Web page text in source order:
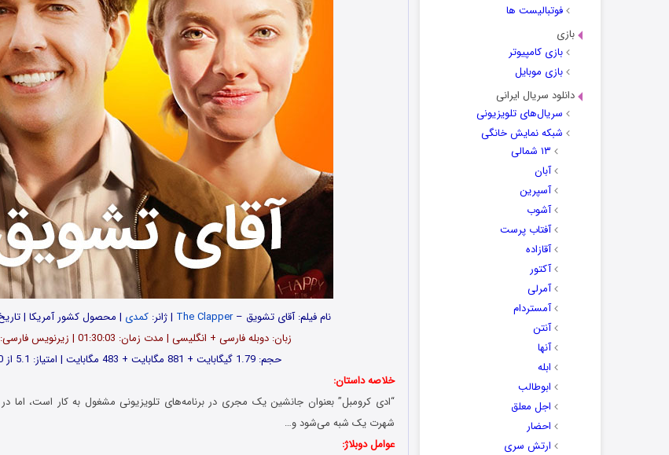
فوتبالیست ها
بازی
بازی کامپیوتر
بازی موبایل
دانلود سریال ایرانی
سریال‌های تلویزیونی
شبکه نمایش خانگی
۱۳ شمالی
آبان
آسپرین
آشوب
آفتاب پرست
آقازاده
آکتور
آمرلی
آمستردام
آنتن
آنها
ابله
ابوطالب
اجل معلق
احضار
ارتش سری
نام فیلم: آقای تشویق –The Clapper | ژانر:کمدی | محصول کشور آمریکا | تاریخ
زبان: دوبله فارسی + انگلیسی | مدت زمان: 01:30:03 | زیرنویس فارسی: دارد
حجم: 1.79 گیگابایت + 881 مگابایت + 483 مگابایت | امتیاز: 5.1 از 10
خلاصه داستان:
“ادی کرومبل” بعنوان جانشین یک مجری در برنامه‌های تلویزیونی مشغول به کار است، اما
شهرت یک شبه می‌شود و…
عوامل دوبلاژ: